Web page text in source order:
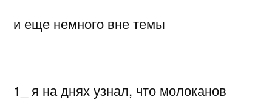
и еще немного вне темы
1_ я на днях узнал, что молоканов